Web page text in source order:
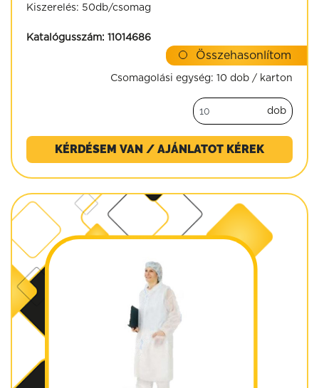
Kiszerelés: 50db/csomag
Katalógusszám: 11014686
Összehasonlítom
Csomagolási egység: 10 dob / karton
dob
KÉRDÉSEM VAN / AJÁNLATOT KÉREK